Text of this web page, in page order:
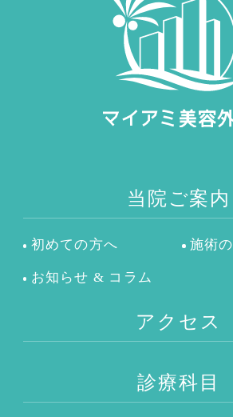
当院ご案内
初めての方へ 施術
お知らせ & コラム
アクセス
診療科目